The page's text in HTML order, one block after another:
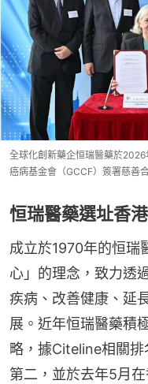
全球化創新藥企恒瑞醫藥於
癌病基金會（GCCF）簽署慈善
恒瑞醫藥選址香
成立於1970年的恒瑞
心」的理念，致力透
疾病、改善健康、延
展。近年恒瑞醫藥積
略，據Citeline相關
第二，並於去年5月